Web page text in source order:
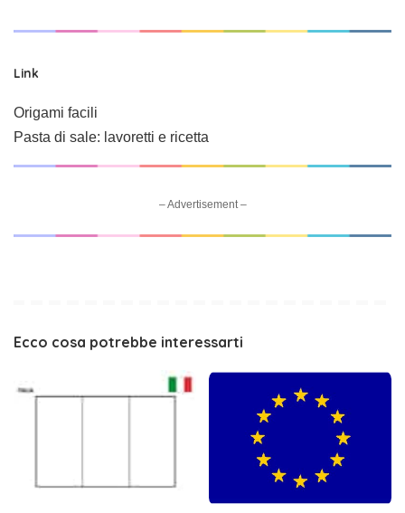
Link
Origami facili
Pasta di sale: lavoretti e ricetta
– Advertisement –
Ecco cosa potrebbe interessarti